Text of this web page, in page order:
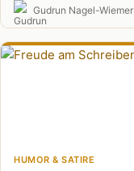
Gudrun Nagel-Wiemer
HUMOR & SATIRE